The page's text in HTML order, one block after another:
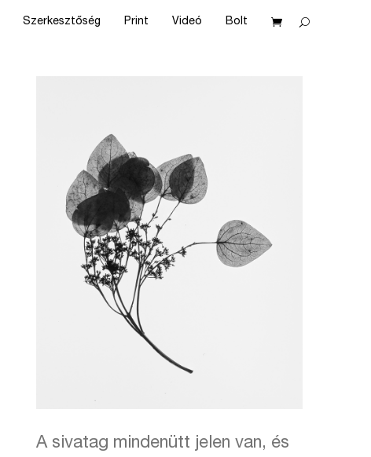
Szerkesztőség Print Videó Bolt
A sivatag mindenütt jelen van, és